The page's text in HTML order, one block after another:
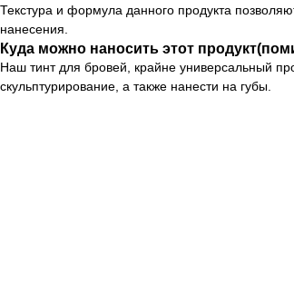
Текстура и формула данного продукта
нанесения.
Куда можно наносить этот
Наш тинт для бровей, крайне универсальный
скульптурирование, а также нанести на губы.